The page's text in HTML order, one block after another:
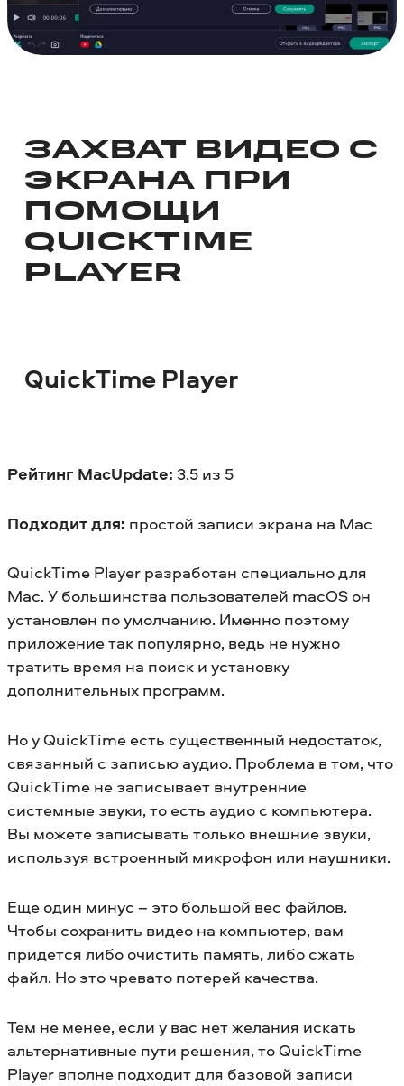
ЗАХВАТ ВИДЕО С
ЭКРАНА ПРИ
ПОМОЩИ
QUICKTIME
PLAYER
QuickTime Player
Рейтинг MacUpdate: 3.5 из 5
Подходит для: простой записи экрана на Mac
QuickTime Player разработан специально для
Mac. У большинства пользователей macOS он
установлен по умолчанию. Именно поэтому
приложение так популярно, ведь не нужно
тратить время на поиск и установку
дополнительных программ.
Но у QuickTime есть существенный недостаток,
связанный с записью аудио. Проблема в том, что
QuickTime не записывает внутренние
системные звуки, то есть аудио с компьютера.
Вы можете записывать только внешние звуки,
используя встроенный микрофон или наушники.
Еще один минус – это большой вес файлов.
Чтобы сохранить видео на компьютер, вам
придется либо очистить память, либо сжать
файл. Но это чревато потерей качества.
Тем не менее, если у вас нет желания искать
альтернативные пути решения, то QuickTime
Player вполне подходит для базовой записи